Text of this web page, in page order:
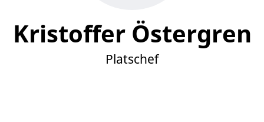
Kristoffer Östergren
Platschef